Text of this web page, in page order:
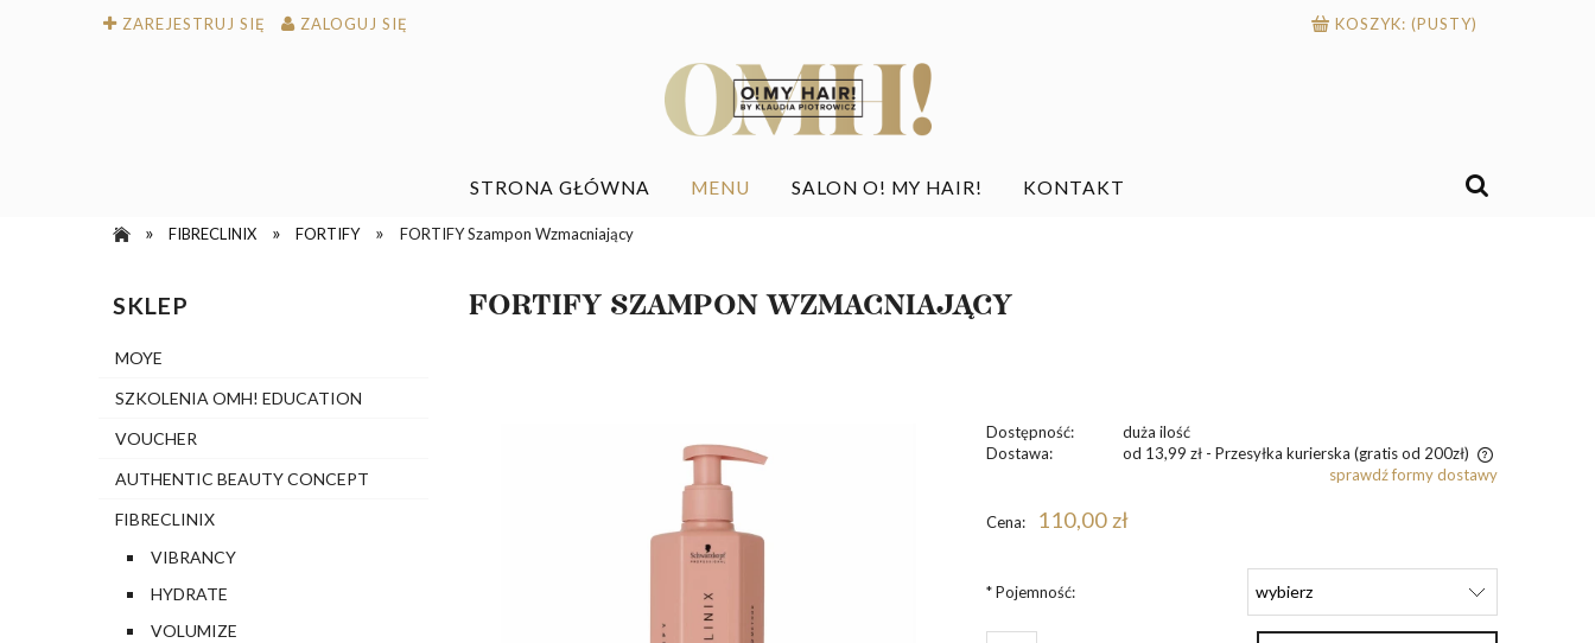
ZAREJESTRUJ SIĘ ZALOGUJ SIĘ KOSZYK: (PUSTY)
STRONA GŁÓWNA MENU SALON O! MY HAIR! KONTAKT
» FIBRECLINIX » FORTIFY » FORTIFY Szampon Wzmacniający
SKLEP
MOYE
SZKOLENIA OMH! EDUCATION
VOUCHER
AUTHENTIC BEAUTY CONCEPT
FIBRECLINIX
VIBRANCY
HYDRATE
VOLUMIZE
FORTIFY SZAMPON WZMACNIAJĄCY
Dostępność:
duża ilość
Dostawa:
od 13,99 zł - Przesyłka kurierska (gratis od 200zł)
sprawdź formy dostawy
Cena: 110,00 zł
*Pojemność: